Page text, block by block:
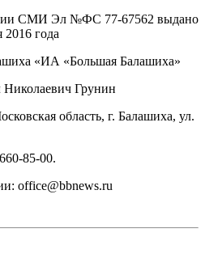
СМИ Эл №ФС ‎77-67562 выдано
2016 года
«ИА «Большая Балашиха»
Грунин
область, г. Балашиха, ул.
85-00.
office@bbnews.ru